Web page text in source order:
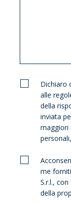
Dichiaro
alle
della
inviata
maggiori
me
S.r.l.,
della